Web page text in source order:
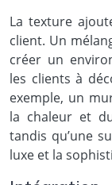
La texture
client. Un
créer un
les clients à
exemple, un
la chaleur et
tandis qu’une
luxe et la